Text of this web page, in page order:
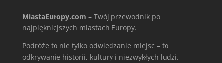
MiastaEuropy.com – Twój przewodnik po
najpiękniejszych miastach Europy.
Podróże to nie tylko odwiedzanie miejsc – to
odkrywanie historii, kultury i niezwykłych ludzi.